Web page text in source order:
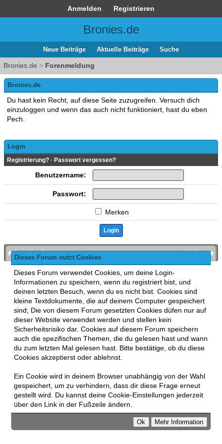
Anmelden Registrieren
Bronies.de
Neue Beiträge Aktuelle Beiträge Suche
Bronies.de > Forenmeldung
Dieses Forum nutzt Cookies
Dieses Forum verwendet Cookies, um deine Login-
Informationen zu speichern, wenn du registriert bist, und
deinen letzten Besuch, wenn du es nicht bist. Cookies sind
kleine Textdokumente, die auf deinem Computer gespeichert
sind; Die von diesem Forum gesetzten Cookies düfen nur auf
dieser Website verwendet werden und stellen kein
Sicherheitsrisiko dar. Cookies auf diesem Forum speichern
auch die spezifischen Themen, die du gelesen hast und wann
du zum letzten Mal gelesen hast. Bitte bestätige, ob du diese
Cookies akzeptierst oder ablehnst.
Ein Cookie wird in deinem Browser unabhängig von der Wahl
gespeichert, um zu verhindern, dass dir diese Frage erneut
gestellt wird. Du kannst deine Cookie-Einstellungen jederzeit
über den Link in der Fußzeile ändern.
Bronies.de
Du hast kein Recht, auf diese Seite zuzugreifen. Versuch dich
einzuloggen und wenn das auch nicht funktioniert, hast du eben
Pech.
Login
Registrierung? · Passwort vergessen?
Benutzername:
Passwort:
Merken
nach oben
bronies.de
MyBB , mobile Fassung: MyBB GoMobile
Zur Desktop-Version wechseln
This forum usesLukasz TkaczMyBB addons.